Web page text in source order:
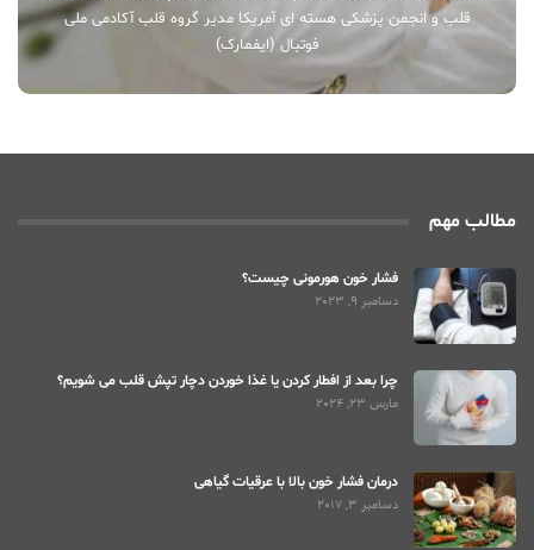
قلب و انجمن پزشکی هسته ای آمریکا مدیر گروه قلب آکادمی ملی
فوتبال (ایفمارک)
مطالب مهم
فشار خون هورمونی چیست؟
دسامبر 9, 2023
چرا بعد از افطار کردن یا غذا خوردن دچار تپش قلب می شویم؟
مارس 23, 2024
درمان فشار خون بالا با عرقیات گیاهی
دسامبر 3, 2017